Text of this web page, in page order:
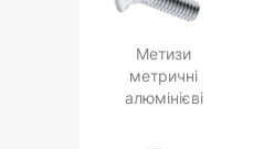
Метизи
метричні
алюмінієві